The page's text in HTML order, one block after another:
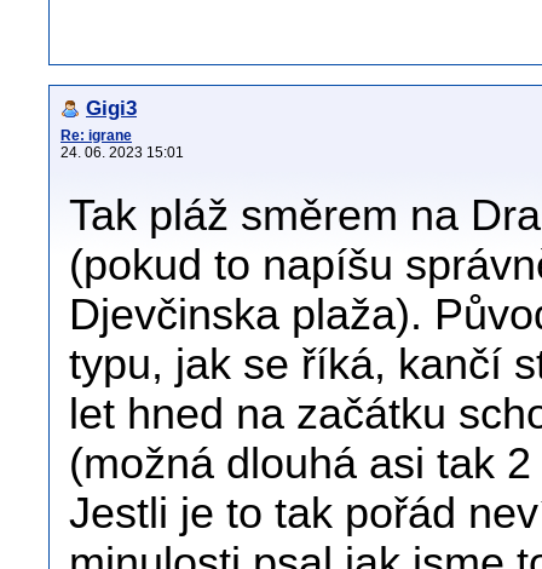
Gigi3
Re: igrane
24. 06. 2023 15:01
Tak pláž směrem na
(pokud to napíšu
Djevčinska plaža).
typu, jak se říká, kančí
let hned na začátku
(možná dlouhá asi tak
Jestli je to tak pořád